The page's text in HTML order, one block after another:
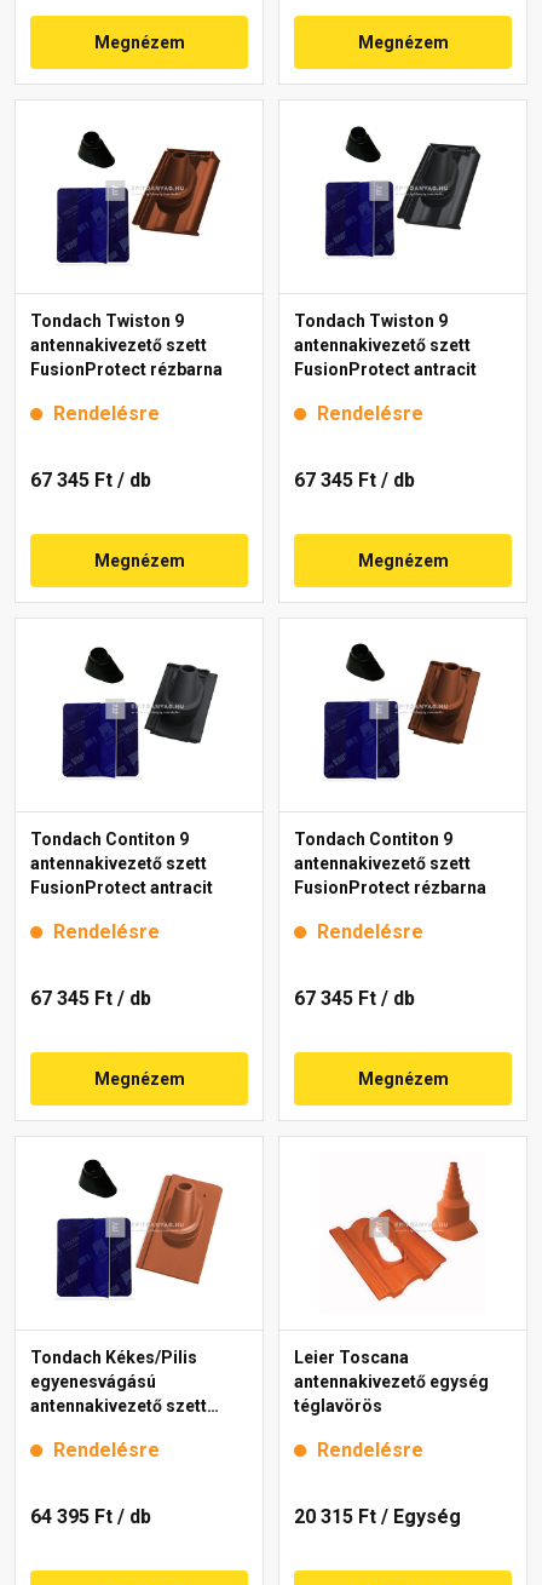
Megnézem Megnézem
Tondach Twiston 9
antennakivezető szett
FusionProtect rézbarna
Rendelésre
67 345 Ft / db
Megnézem
Tondach Twiston 9
antennakivezető szett
FusionProtect antracit
Rendelésre
67 345 Ft / db
Megnézem
Tondach Contiton 9
antennakivezető szett
FusionProtect antracit
Rendelésre
67 345 Ft / db
Megnézem
Tondach Contiton 9
antennakivezető szett
FusionProtect rézbarna
Rendelésre
67 345 Ft / db
Megnézem
Tondach Kékes/Pilis
egyenesvágású
antennakivezető szett
Rendelésre
64 395 Ft / db
Leier Toscana
antennakivezető egység
téglavörös
Rendelésre
20 315 Ft / Egység